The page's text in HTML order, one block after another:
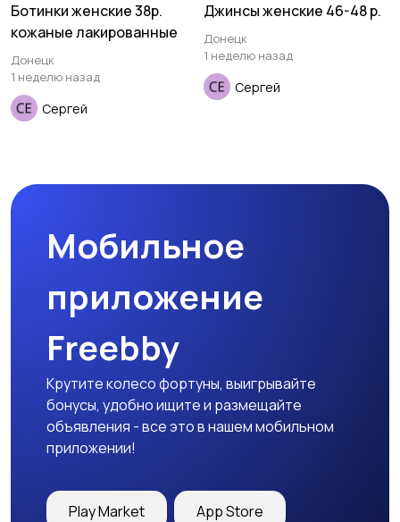
Ботинки женские 38р.
кожаные лакированные
Донецк
1 неделю назад
Сергей
Джинсы женские 46-48 р.
Донецк
1 неделю назад
Сергей
Мобильное
приложение
Freebby
Крутите колесо фортуны, выигрывайте
бонусы, удобно ищите и размещайте
объявления - все это в нашем мобильном
приложении!
Play Market App Store